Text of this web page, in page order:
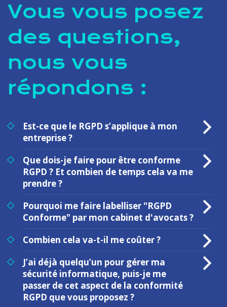
Vous vous posez
des questions,
nous vous
répondons :
Est-ce que le RGPD s’applique à mon
entreprise ?
Que dois-je faire pour être conforme
RGPD ? Et combien de temps cela va me
prendre ?
Pourquoi me faire labelliser "RGPD
Conforme" par mon cabinet d'avocats ?
Combien cela va-t-il me coûter ?
J’ai déjà quelqu’un pour gérer ma
sécurité informatique, puis-je me
passer de cet aspect de la conformité
RGPD que vous proposez ?